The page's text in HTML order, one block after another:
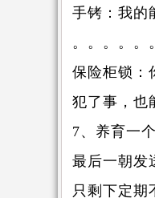
手铐：我的
。。。。。。
保险柜锁：
犯了事，也
7、养育一
最后一朝发
只剩下定期